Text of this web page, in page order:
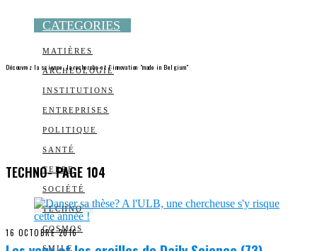
CATEGORIES
MATIÈRES
ARCHEOLOGIE
INSTITUTIONS
ENTREPRISES
POLITIQUE
SANTÉ
TERRE
SOCIÉTÉ
TECHNO
COSMOS
SMILE
Découvrez la science, la recherche et l’innovation "made in Belgium"
TECHNO- PAGE 104
16 OCTOBRE 2016